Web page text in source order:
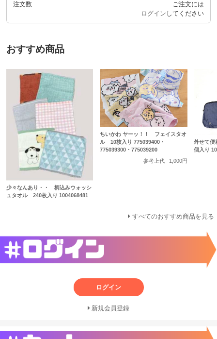
注文数
ご注文には
ログイン してください
おすすめ商品
少々なんあり・・ 柄込みウォッシ
ュタオル 240枚入り 1004068481
ちいかわ ヤーッ！！ フェイスタオ
ル 10枚入り 775039400・
775039300・775039200
参考上代
1,000円
外せて
個入り
すべてのおすすめ商品を見る
ログイン
新規会員登録